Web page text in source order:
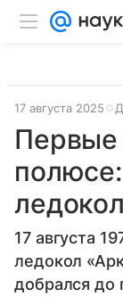
17 августа 2025
Первые
17 августа
ледокол
добрался до